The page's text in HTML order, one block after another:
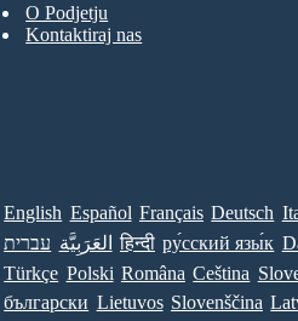
O Podjetju
Kontaktiraj nas
English Español Français Deutsch
עברית العَرَبِيَّة हिन्दी ру́сский язы́к
Türkçe Polski Româna Ceština
български Lietuvos Slovenščina